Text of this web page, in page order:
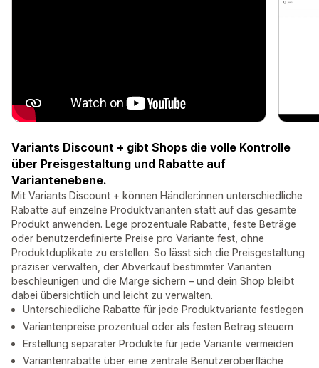
Variants Discount + gibt Shops die volle Kontrolle
über Preisgestaltung und Rabatte auf
Variantenebene.
Mit Variants Discount + können Händler:innen unterschiedliche
Rabatte auf einzelne Produktvarianten statt auf das gesamte
Produkt anwenden. Lege prozentuale Rabatte, feste Beträge
oder benutzerdefinierte Preise pro Variante fest, ohne
Produktduplikate zu erstellen. So lässt sich die Preisgestaltung
präziser verwalten, der Abverkauf bestimmter Varianten
beschleunigen und die Marge sichern – und dein Shop bleibt
dabei übersichtlich und leicht zu verwalten.
Unterschiedliche Rabatte für jede Produktvariante festlegen
Variantenpreise prozentual oder als festen Betrag steuern
Erstellung separater Produkte für jede Variante vermeiden
Variantenrabatte über eine zentrale Benutzeroberfläche